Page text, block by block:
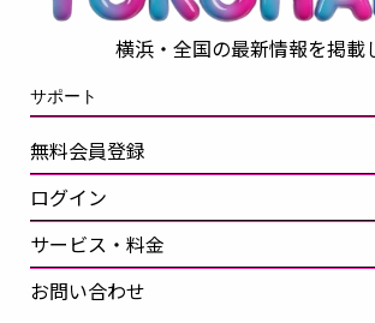
横浜・全国の最新情報を掲載
サポート
無料会員登録
ログイン
サービス・料金
お問い合わせ